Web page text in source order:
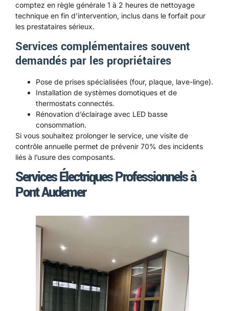
comptez en règle générale 1 à 2 heures de nettoyage
technique en fin d’intervention, inclus dans le forfait pour
les prestataires sérieux.
Services complémentaires souvent
demandés par les propriétaires
Pose de prises spécialisées (four, plaque, lave-linge).
Installation de systèmes domotiques et de
thermostats connectés.
Rénovation d’éclairage avec LED basse
consommation.
Si vous souhaitez prolonger le service, une visite de
contrôle annuelle permet de prévenir 70% des incidents
liés à l’usure des composants.
Services Électriques Professionnels à
Pont Audemer